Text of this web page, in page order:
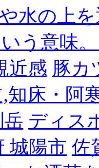
水の上
う意味
近感 豚カ
床・阿
岳 ディス
城陽市 佐